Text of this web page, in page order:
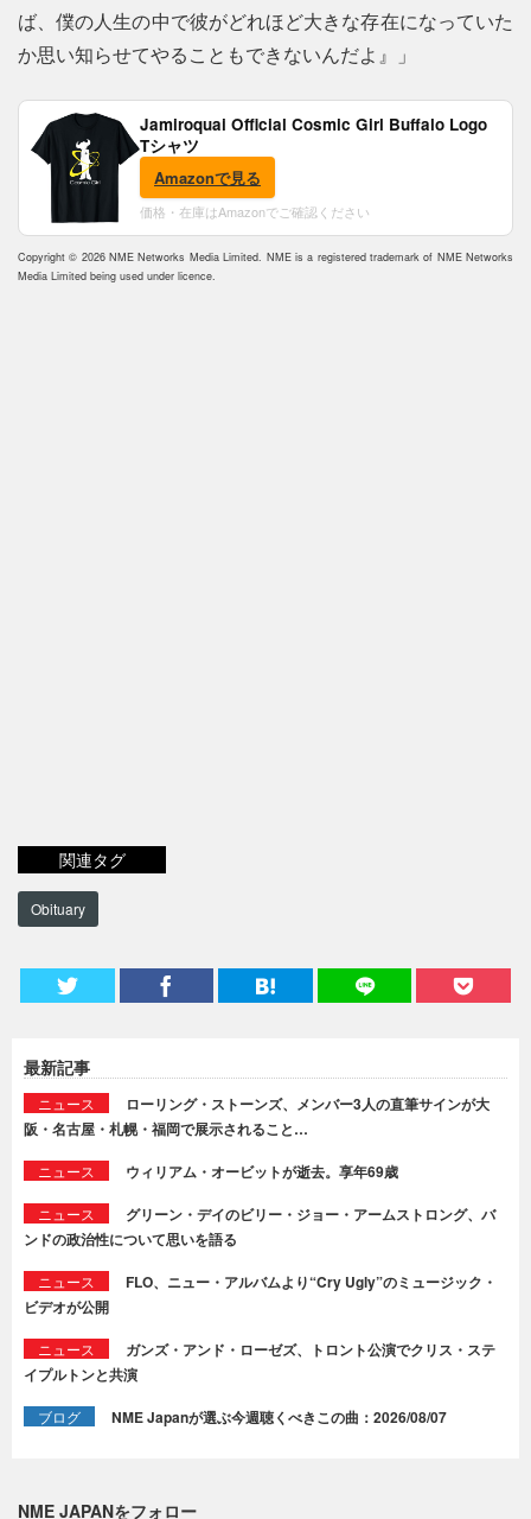
ば、僕の人生の中で彼がどれほど大きな存在になっていた
か思い知らせてやることもできないんだよ』」
Jamiroquai Official Cosmic Girl Buffalo Logo
Tシャツ
Amazonで見る
価格・在庫はAmazonでご確認ください
Copyright © 2026 NME Networks Media Limited. NME is a registered trademark of NME Networks
Media Limited being used under licence.
関連タグ
Obituary
最新記事
ニュース
ローリング・ストーンズ、メンバー3人の直筆サインが大
阪・名古屋・札幌・福岡で展示されること…
ニュース ウィリアム・オービットが逝去。享年69歳
ニュース
グリーン・デイのビリー・ジョー・アームストロング、バ
ンドの政治性について思いを語る
ニュース
FLO、ニュー・アルバムより“Cry Ugly”のミュージック・
ビデオが公開
ニュース
ガンズ・アンド・ローゼズ、トロント公演でクリス・ステ
イプルトンと共演
ブログ NME Japanが選ぶ今週聴くべきこの曲：2026/08/07
NME JAPANをフォロー